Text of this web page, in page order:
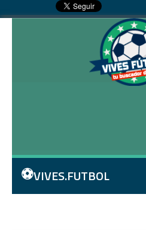
⚽VIVES.FUTBOL